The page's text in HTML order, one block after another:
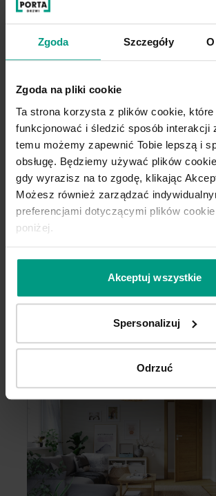
Zgoda Szczegóły
Zgoda na pliki cookie
Ta strona korzysta z plików cookie, które
funkcjonować i śledzić sposób interakcji
temu możemy zapewnić Tobie lepszą i
obsługę. Będziemy używać plików
gdy wyrazisz na to zgodę, klikając
Możesz również zarządzać
preferencjami dotyczącymi plików
poniżej.
Akceptuj wszystkie
Spersonalizuj
Odrzuć